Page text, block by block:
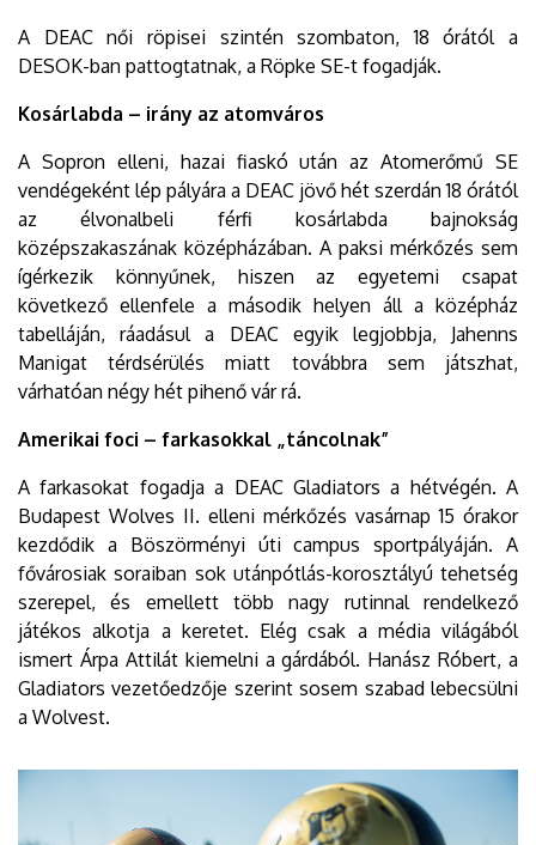
A DEAC női röpisei szintén szombaton, 18 órától a
DESOK-ban pattogtatnak, a Röpke SE-t fogadják.
Kosárlabda – irány az atomváros
A Sopron elleni, hazai fiaskó után az Atomerőmű SE
vendégeként lép pályára a DEAC jövő hét szerdán 18 órától
az élvonalbeli férfi kosárlabda bajnokság
középszakaszának középházában. A paksi mérkőzés sem
ígérkezik könnyűnek, hiszen az egyetemi csapat
következő ellenfele a második helyen áll a középház
tabelláján, ráadásul a DEAC egyik legjobbja, Jahenns
Manigat térdsérülés miatt továbbra sem játszhat,
várhatóan négy hét pihenő vár rá.
Amerikai foci – farkasokkal „táncolnak”
A farkasokat fogadja a DEAC Gladiators a hétvégén. A
Budapest Wolves II. elleni mérkőzés vasárnap 15 órakor
kezdődik a Böszörményi úti campus sportpályáján. A
fővárosiak soraiban sok utánpótlás-korosztályú tehetség
szerepel, és emellett több nagy rutinnal rendelkező
játékos alkotja a keretet. Elég csak a média világából
ismert Árpa Attilát kiemelni a gárdából. Hanász Róbert, a
Gladiators vezetőedzője szerint sosem szabad lebecsülni
a Wolvest.